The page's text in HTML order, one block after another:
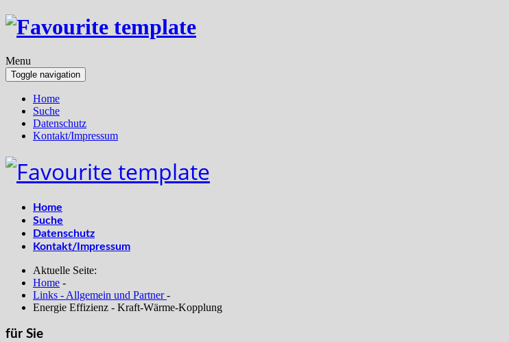
Menu
Toggle navigation
Home
Suche
Datenschutz
Kontakt/Impressum
Home
Suche
Datenschutz
Kontakt/Impressum
Aktuelle Seite:
Home -
Links - Allgemein und Partner-
Energie Effizienz - Kraft-Wärme-Kopplung
für Sie